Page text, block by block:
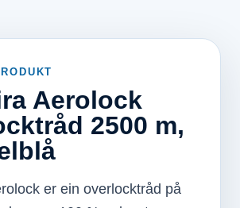
Aerolock
2500 m,
er ein overlocktråd på